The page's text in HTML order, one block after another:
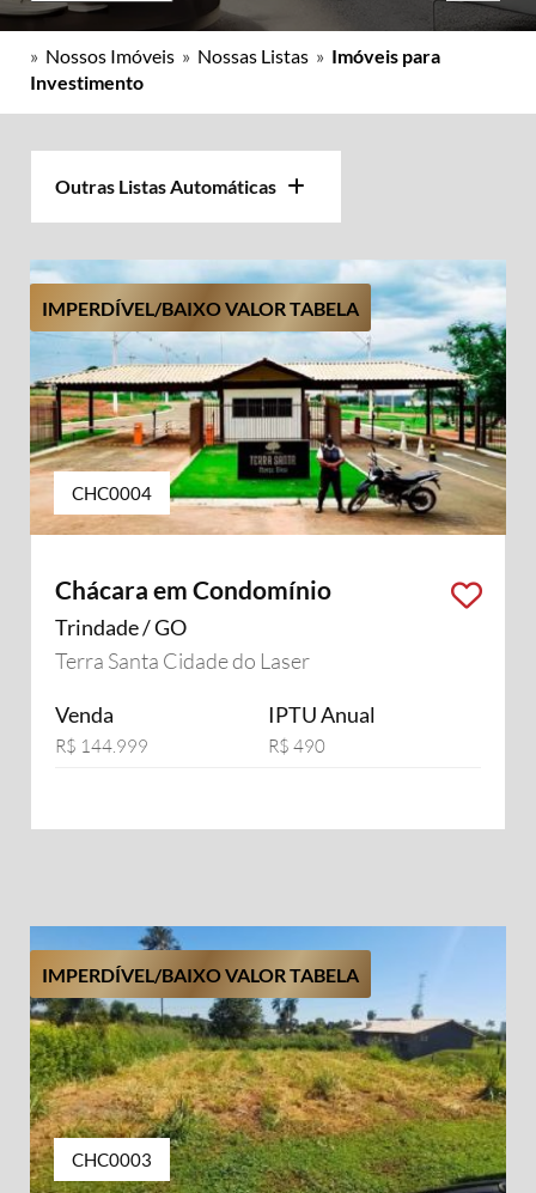
» Nossos Imóveis » Nossas Listas » Imóveis para
Investimento
Outras Listas Automáticas
IMPERDÍVEL/BAIXO VALOR TABELA
CHC0004
Chácara em Condomínio
Trindade / GO
Terra Santa Cidade do Laser
Venda
R$ 144.999
IPTU Anual
R$ 490
IMPERDÍVEL/BAIXO VALOR TABELA
CHC0003